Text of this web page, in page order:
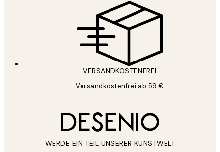
VERSANDKOSTENFREI
Versandkostenfrei ab 59 €
WERDE EIN TEIL UNSERER KUNSTWELT